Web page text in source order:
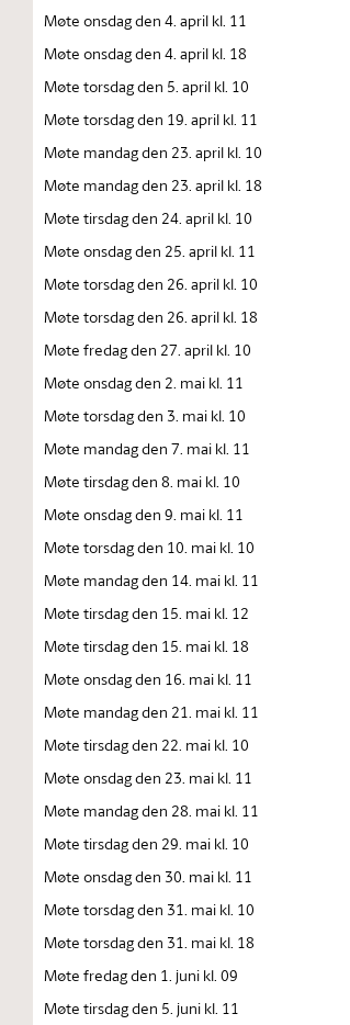
Møte onsdag den 4. april kl. 11
Møte onsdag den 4. april kl. 18
Møte torsdag den 5. april kl. 10
Møte torsdag den 19. april kl. 11
Møte mandag den 23. april kl. 10
Møte mandag den 23. april kl. 18
Møte tirsdag den 24. april kl. 10
Møte onsdag den 25. april kl. 11
Møte torsdag den 26. april kl. 10
Møte torsdag den 26. april kl. 18
Møte fredag den 27. april kl. 10
Møte onsdag den 2. mai kl. 11
Møte torsdag den 3. mai kl. 10
Møte mandag den 7. mai kl. 11
Møte tirsdag den 8. mai kl. 10
Møte onsdag den 9. mai kl. 11
Møte torsdag den 10. mai kl. 10
Møte mandag den 14. mai kl. 11
Møte tirsdag den 15. mai kl. 12
Møte tirsdag den 15. mai kl. 18
Møte onsdag den 16. mai kl. 11
Møte mandag den 21. mai kl. 11
Møte tirsdag den 22. mai kl. 10
Møte onsdag den 23. mai kl. 11
Møte mandag den 28. mai kl. 11
Møte tirsdag den 29. mai kl. 10
Møte onsdag den 30. mai kl. 11
Møte torsdag den 31. mai kl. 10
Møte torsdag den 31. mai kl. 18
Møte fredag den 1. juni kl. 09
Møte tirsdag den 5. juni kl. 11